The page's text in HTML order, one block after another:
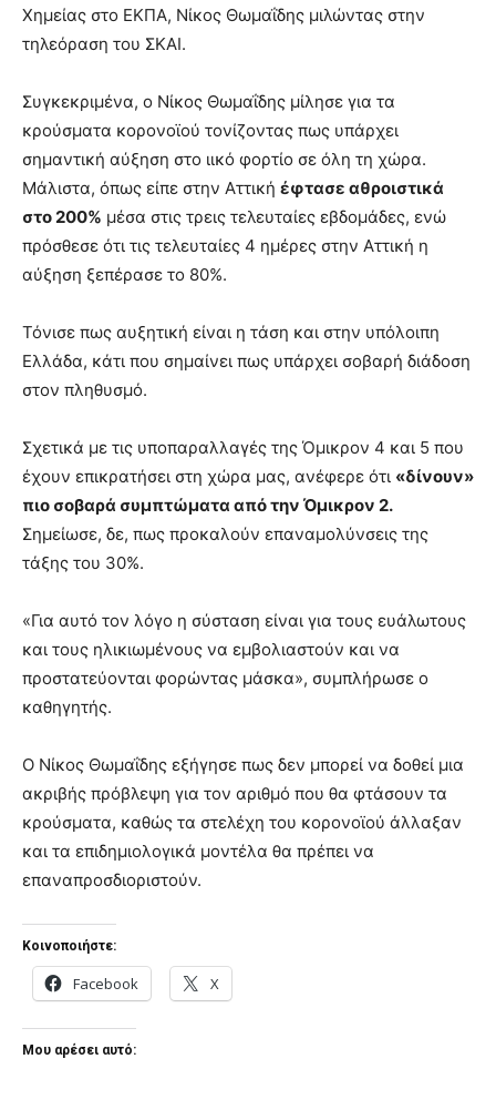
Χημείας στο ΕΚΠΑ, Νίκος Θωμαΐδης μιλώντας στην
τηλεόραση του ΣΚΑΙ.
Συγκεκριμένα, ο Νίκος Θωμαΐδης μίλησε για τα
κρούσματα κορονοϊού τονίζοντας πως υπάρχει
σημαντική αύξηση στο ιικό φορτίο σε όλη τη χώρα.
Μάλιστα, όπως είπε στην Αττική έφτασε αθροιστικά
στο 200% μέσα στις τρεις τελευταίες εβδομάδες, ενώ
πρόσθεσε ότι τις τελευταίες 4 ημέρες στην Αττική η
αύξηση ξεπέρασε το 80%.
Τόνισε πως αυξητική είναι η τάση και στην υπόλοιπη
Ελλάδα, κάτι που σημαίνει πως υπάρχει σοβαρή διάδοση
στον πληθυσμό.
Σχετικά με τις υποπαραλλαγές της Όμικρον 4 και 5 που
έχουν επικρατήσει στη χώρα μας, ανέφερε ότι «δίνουν»
πιο σοβαρά συμπτώματα από την Όμικρον 2.
Σημείωσε, δε, πως προκαλούν επαναμολύνσεις της
τάξης του 30%.
«Για αυτό τον λόγο η σύσταση είναι για τους ευάλωτους
και τους ηλικιωμένους να εμβολιαστούν και να
προστατεύονται φορώντας μάσκα», συμπλήρωσε ο
καθηγητής.
Ο Νίκος Θωμαΐδης εξήγησε πως δεν μπορεί να δοθεί μια
ακριβής πρόβλεψη για τον αριθμό που θα φτάσουν τα
κρούσματα, καθώς τα στελέχη του κορονοϊού άλλαξαν
και τα επιδημιολογικά μοντέλα θα πρέπει να
επαναπροσδιοριστούν.
Κοινοποιήστε:
Facebook X
Μου αρέσει αυτό: